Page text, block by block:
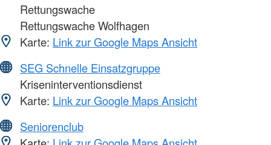
Rettungswache
Rettungswache Wolfhagen
Karte: Link zur Google Maps Ansicht
SEG Schnelle Einsatzgruppe
Kriseninterventionsdienst
Karte: Link zur Google Maps Ansicht
Seniorenclub